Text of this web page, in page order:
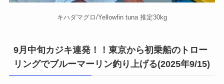
キハダマグロ/Yellowfin tuna 推定30kg
9月中旬カジキ連発！！東京から初乗船のトロー
リングでブルーマーリン釣り上げる(2025年9/15)